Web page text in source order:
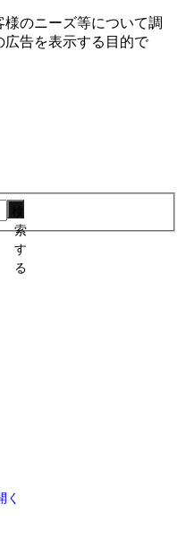
のニーズ等について調
告を表⽰する⽬的で
索
す
る
く